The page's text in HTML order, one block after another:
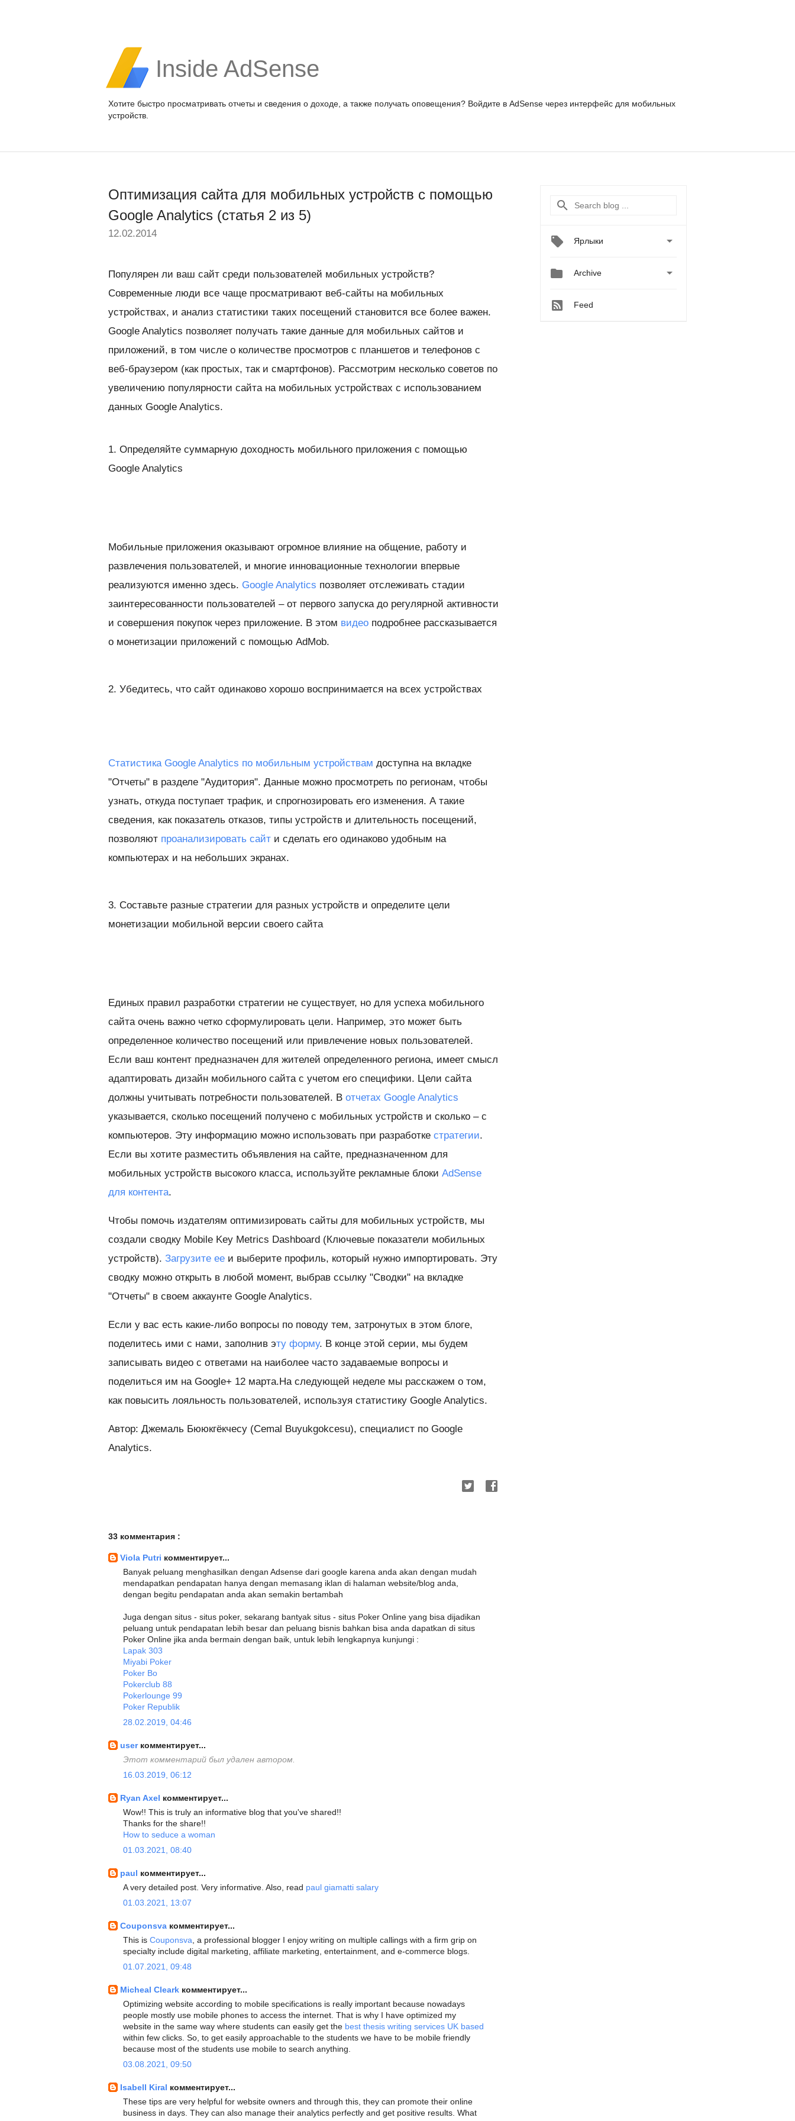
Inside AdSense
Хотите быстро просматривать отчеты и сведения о доходе, а также получать оповещения? Войдите в AdSense через интерфейс для мобильных
устройств.
Оптимизация сайта для мобильных устройств с помощью
Google Analytics (статья 2 из 5)
12.02.2014
Популярен ли ваш сайт среди пользователей мобильных устройств?
Современные люди все чаще просматривают веб-сайты на мобильных
устройствах, и анализ статистики таких посещений становится все более важен.
Google Analytics позволяет получать такие данные для мобильных сайтов и
приложений, в том числе о количестве просмотров с планшетов и телефонов с
веб-браузером (как простых, так и смартфонов). Рассмотрим несколько советов по
увеличению популярности сайта на мобильных устройствах с использованием
данных Google Analytics.
1. Определяйте суммарную доходность мобильного приложения с помощью
Google Analytics
Мобильные приложения оказывают огромное влияние на общение, работу и
развлечения пользователей, и многие инновационные технологии впервые
реализуются именно здесь. Google Analytics позволяет отслеживать стадии
заинтересованности пользователей – от первого запуска до регулярной активности
и совершения покупок через приложение. В этом видео подробнее рассказывается
о монетизации приложений с помощью AdMob.
2. Убедитесь, что сайт одинаково хорошо воспринимается на всех устройствах
Статистика Google Analytics по мобильным устройствам доступна на вкладке
"Отчеты" в разделе "Аудитория". Данные можно просмотреть по регионам, чтобы
узнать, откуда поступает трафик, и спрогнозировать его изменения. А такие
сведения, как показатель отказов, типы устройств и длительность посещений,
позволяют проанализировать сайт и сделать его одинаково удобным на
компьютерах и на небольших экранах.
3. Составьте разные стратегии для разных устройств и определите цели
монетизации мобильной версии своего сайта
Единых правил разработки стратегии не существует, но для успеха мобильного
сайта очень важно четко сформулировать цели. Например, это может быть
определенное количество посещений или привлечение новых пользователей.
Если ваш контент предназначен для жителей определенного региона, имеет смысл
адаптировать дизайн мобильного сайта с учетом его специфики. Цели сайта
должны учитывать потребности пользователей. В отчетах Google Analytics
указывается, сколько посещений получено с мобильных устройств и сколько – с
компьютеров. Эту информацию можно использовать при разработке стратегии.
Если вы хотите разместить объявления на сайте, предназначенном для
мобильных устройств высокого класса, используйте рекламные блоки AdSense
для контента.
Чтобы помочь издателям оптимизировать сайты для мобильных устройств, мы
создали сводку Mobile Key Metrics Dashboard (Ключевые показатели мобильных
устройств). Загрузите ее и выберите профиль, который нужно импортировать. Эту
сводку можно открыть в любой момент, выбрав ссылку "Сводки" на вкладке
"Отчеты" в своем аккаунте Google Analytics.
Если у вас есть какие-либо вопросы по поводу тем, затронутых в этом блоге,
поделитесь ими с нами, заполнив эту форму. В конце этой серии, мы будем
записывать видео с ответами на наиболее часто задаваемые вопросы и
поделиться им на Google+ 12 марта.На следующей неделе мы расскажем о том,
как повысить лояльность пользователей, используя статистику Google Analytics.
Автор: Джемаль Бююкгёкчесу (Cemal Buyukgokcesu), специалист по Google
Analytics.
33 комментария :
Viola Putri комментирует...
Banyak peluang menghasilkan dengan Adsense dari google karena anda akan dengan mudah
mendapatkan pendapatan hanya dengan memasang iklan di halaman website/blog anda,
dengan begitu pendapatan anda akan semakin bertambah
Juga dengan situs - situs poker, sekarang bantyak situs - situs Poker Online yang bisa dijadikan
peluang untuk pendapatan lebih besar dan peluang bisnis bahkan bisa anda dapatkan di situs
Poker Online jika anda bermain dengan baik, untuk lebih lengkapnya kunjungi :
Lapak 303
Miyabi Poker
Poker Bo
Pokerclub 88
Pokerlounge 99
Poker Republik
28.02.2019, 04:46
user комментирует...
Этот комментарий был удален автором.
16.03.2019, 06:12
Ryan Axel комментирует...
Wow!! This is truly an informative blog that you've shared!!
Thanks for the share!!
How to seduce a woman
01.03.2021, 08:40
paul комментирует...
A very detailed post. Very informative. Also, read paul giamatti salary
01.03.2021, 13:07
Couponsva комментирует...
This is Couponsva , a professional blogger I enjoy writing on multiple callings with a firm grip on
specialty include digital marketing, affiliate marketing, entertainment, and e-commerce blogs.
01.07.2021, 09:48
Micheal Cleark комментирует...
Optimizing website according to mobile specifications is really important because nowadays
people mostly use mobile phones to access the internet. That is why I have optimized my
website in the same way where students can easily get the best thesis writing services UK based
within few clicks. So, to get easily approachable to the students we have to be mobile friendly
because most of the students use mobile to search anything.
03.08.2021, 09:50
Isabell Kiral комментирует...
These tips are very helpful for website owners and through this, they can promote their online
business in days. They can also manage their analytics perfectly and get positive results. What
Ярлыки 
 Archive 
Feed